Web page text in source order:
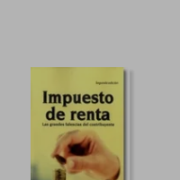
55%
dcto.